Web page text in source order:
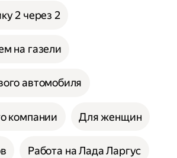
2 через 2
на газели
автомобиля
компании Для женщин
Работа на Лада Ларгус